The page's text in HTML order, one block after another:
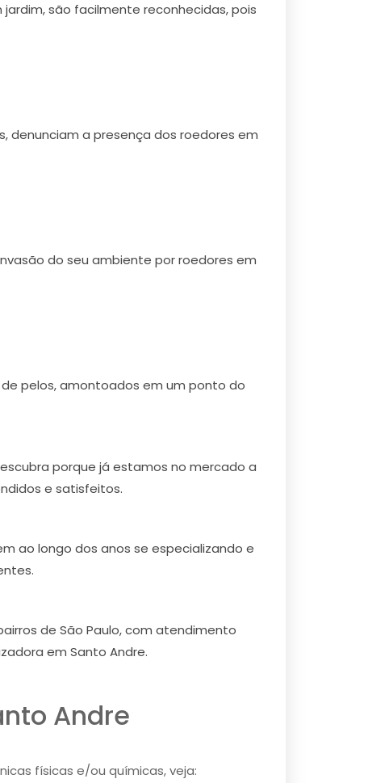
são facilmente reconhecidas, pois
denunciam a presença dos roedores em
do seu ambiente por roedores em
pelos, amontoados em um ponto do
porque já estamos no mercado a
e satisfeitos.
ao longo dos anos se especializando e
de São Paulo, com atendimento
em Santo Andre.
Andre
físicas e/ou químicas, veja: